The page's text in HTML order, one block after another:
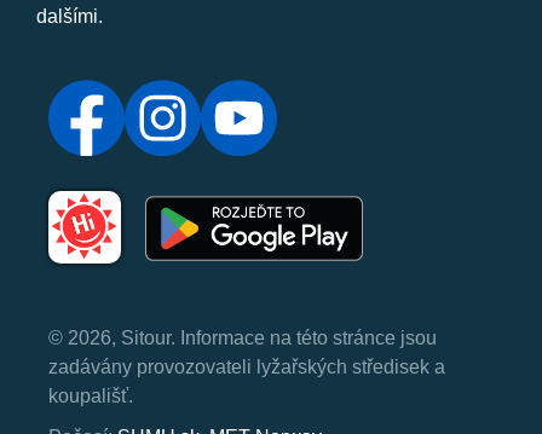
dalšími.
© 2026, Sitour. Informace na této stránce jsou
zadávány provozovateli lyžařských středisek a
koupališť.